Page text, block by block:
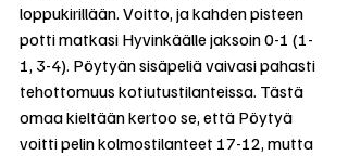
loppukirillään. Voitto, ja kahden pisteen
potti matkasi Hyvinkäälle jaksoin 0-1 (1-
1, 3-4). Pöytyän sisäpeliä vaivasi pahasti
tehottomuus kotiutustilanteissa. Tästä
omaa kieltään kertoo se, että Pöytyä
voitti pelin kolmostilanteet 17-12, mutta